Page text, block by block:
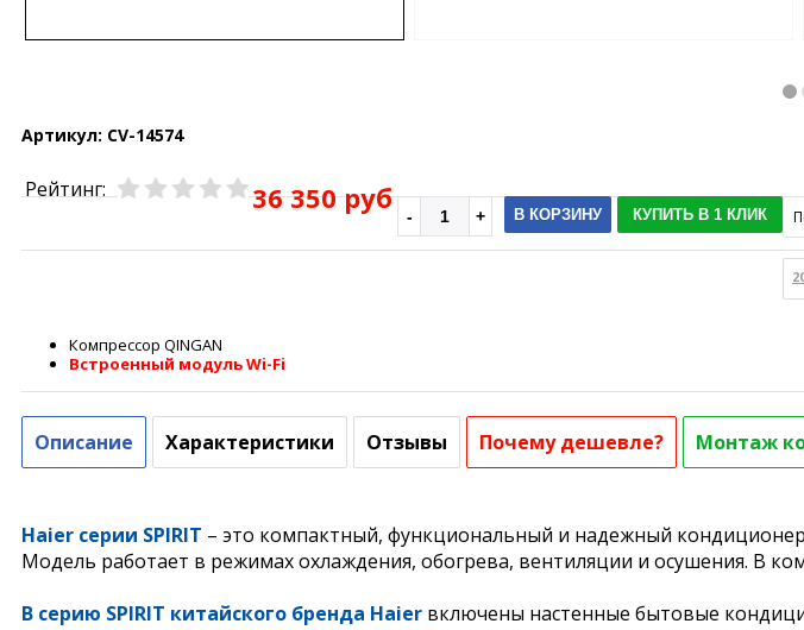
Артикул: CV-14574
Рейтинг: 36 350 руб В КОРЗИНУ КУПИТЬ В 1 КЛИК
Компрессор QINGAN
Встроенный модуль Wi-Fi
Описание Характеристики Отзывы Почему дешевле? Монтаж
Haier серии SPIRIT – это компактный, функциональный и надежный
Модель работает в режимах охлаждения, обогрева, вентиляции и осушения. В
В серию SPIRIT китайского бренда Haier включены настенные бытовые